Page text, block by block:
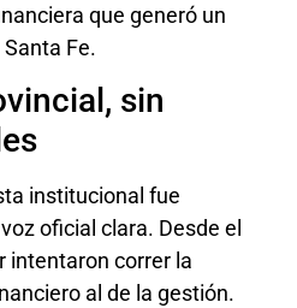
que generó un
Fe.
sin
institucional fue
oficial clara. Desde el
intentaron correr la
al de la gestión.